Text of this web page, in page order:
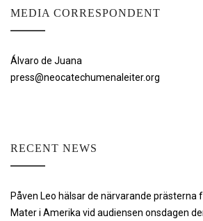
MEDIA CORRESPONDENT
Álvaro de Juana
press@neocatechumenaleiter.org
RECENT NEWS
Påven Leo hälsar de närvarande prästerna
Mater i Amerika vid audiensen onsdagen